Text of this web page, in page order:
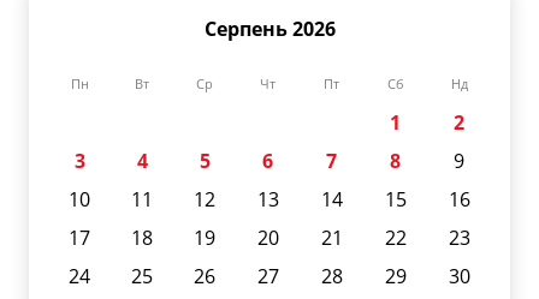
Серпень 2026
Пн Вт Ср Чт Пт Сб Нд
1
2
3
4 5 6 7 8
9
10
11 12 13 14 15
16
17
18 19 20 21 22
23
24
25 26 27 28 29
30